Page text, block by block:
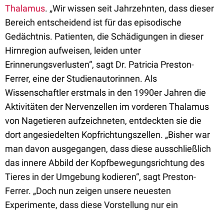
Thalamus. „Wir wissen seit Jahrzehnten, dass dieser
Bereich entscheidend ist für das episodische
Gedächtnis. Patienten, die Schädigungen in dieser
Hirnregion aufweisen, leiden unter
Erinnerungsverlusten“, sagt Dr. Patricia Preston-
Ferrer, eine der Studienautorinnen. Als
Wissenschaftler erstmals in den 1990er Jahren die
Aktivitäten der Nervenzellen im vorderen Thalamus
von Nagetieren aufzeichneten, entdeckten sie die
dort angesiedelten Kopfrichtungszellen. „Bisher war
man davon ausgegangen, dass diese ausschließlich
das innere Abbild der Kopfbewegungsrichtung des
Tieres in der Umgebung kodieren“, sagt Preston-
Ferrer. „Doch nun zeigen unsere neuesten
Experimente, dass diese Vorstellung nur ein